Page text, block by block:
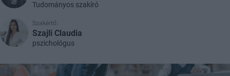
Tudományos szakíró
Szakértő:
Szajli Claudia
pszichológus